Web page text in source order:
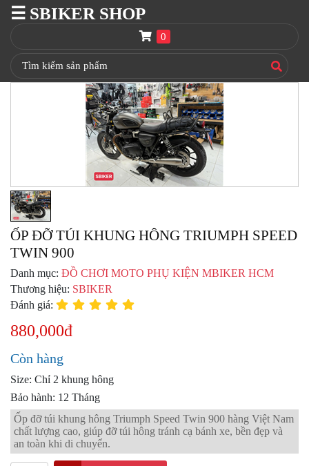
☰ SBIKER SHOP
0
SBIKER
TRANG
CHỦ
NÓN
BẢO
HIỂM
FULLFACE
BEN
NÂNG
XE
MOTO
PKL
ĐỒ
CHƠI
PG1
PHỤ
KIỆN
YAMAHA
PG-
1
CẢNG
ỐP ĐỠ TÚI KHUNG HÔNG TRIUMPH SPEED
TWIN 900
Danh mục: ĐỒ CHƠI MOTO PHỤ KIỆN MBIKER HCM
Thương hiệu: SBIKER
Đánh giá:
880,000đ
Còn hàng
Size: Chỉ 2 khung hông
Bảo hành: 12 Tháng
Ốp đỡ túi khung hông Triumph Speed Twin 900 hàng Việt Nam
chất lượng cao, giúp đỡ túi hông tránh cạ bánh xe, bền đẹp và
an toàn khi di chuyển.